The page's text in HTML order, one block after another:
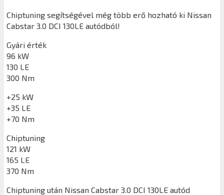
Chiptuning segítségével még több erő hozható ki Nissan
Cabstar 3.0 DCI 130LE autódból!
Gyári érték
96 kW
130 LE
300 Nm
+25 kW
+35 LE
+70 Nm
Chiptuning
121 kW
165 LE
370 Nm
Chiptuning után Nissan Cabstar 3.0 DCI 130LE autód